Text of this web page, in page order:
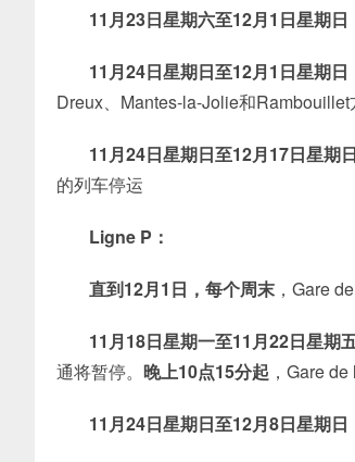
11月23日星期六至12月1日星期日
11月24日星期日至12月1日星期
Dreux、Mantes-la-Jolie和
11月24日星期日至12月17日星期
的列车停运
Ligne P：
直到12月1日，每个周末 ，Gare
11月18日星期一至11月22日星期
通将暂停。 晚上10点15分起 ，Gare
11月24日星期日至12月8日星期